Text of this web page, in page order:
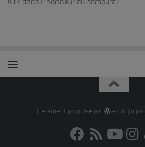
Fièrement propulsé par - Conçu par